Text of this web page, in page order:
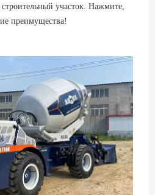
участок. Нажмите,
преимущества!